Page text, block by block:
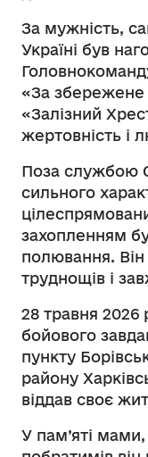
За мужність,
Україні був
«За збережене
«Залізний
жертовність і
Поза службою
сильного
захопленням
полювання.
труднощів і
28 травня 2026
бойового
пункту
району
віддав своє
У пам’яті мами,